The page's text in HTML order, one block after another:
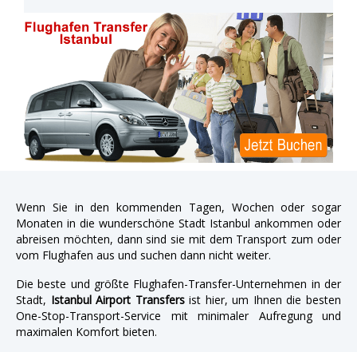
Wenn Sie in den kommenden Tagen, Wochen oder sogar
Monaten in die wunderschöne Stadt Istanbul ankommen oder
abreisen möchten, dann sind sie mit dem Transport zum oder
vom Flughafen aus und suchen dann nicht weiter.
Die beste und größte Flughafen-Transfer-Unternehmen in der
Stadt, Istanbul Airport Transfersist hier, um Ihnen die besten
One-Stop-Transport-Service mit minimaler Aufregung und
maximalen Komfort bieten.